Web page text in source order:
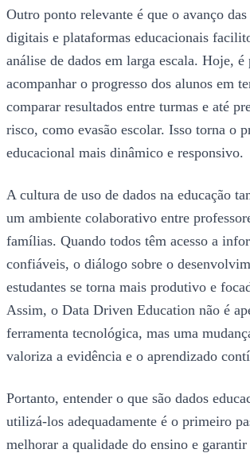
Outro ponto relevante é que o avanço
digitais e plataformas educacionais
análise de dados em larga escala. Hoje, é
acompanhar o progresso dos alunos em
comparar resultados entre turmas e até
risco, como evasão escolar. Isso torna o
educacional mais dinâmico e responsivo.
A cultura de uso de dados na educação
um ambiente colaborativo entre
famílias. Quando todos têm acesso a
confiáveis, o diálogo sobre o
estudantes se torna mais produtivo e
Assim, o Data Driven Education não é
ferramenta tecnológica, mas uma
valoriza a evidência e o aprendizado
Portanto, entender o que são dados
utilizá-los adequadamente é o primeiro
melhorar a qualidade do ensino e